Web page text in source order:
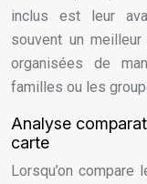
inclus est leur
souvent un
organisées de
familles ou les
Analyse
carte
Lorsqu’on